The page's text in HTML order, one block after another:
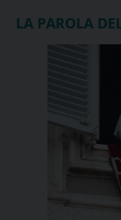
LA PAROLA